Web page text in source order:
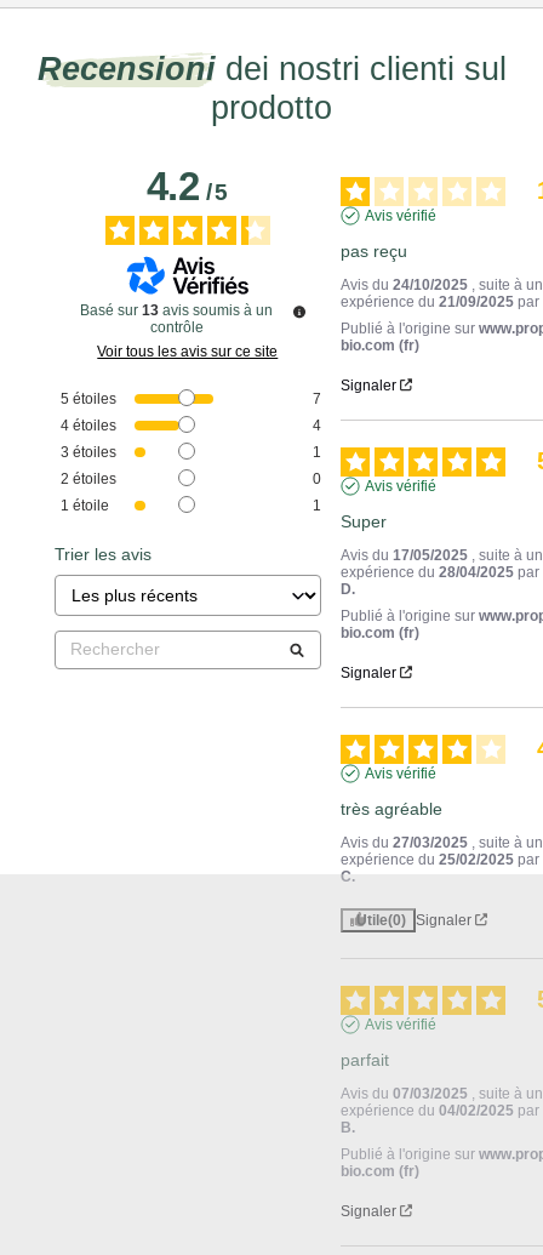
Recensionidei nostri clienti sul
prodotto
4.2/5
Basé sur13 avis soumis à un
contrôle
Voir tous les avis sur ce site
5 étoiles
7
4 étoiles
4
3 étoiles
1
2 étoiles
0
1 étoile 1
Trier les avis
Avis vérifié
pas reçu
Avis du24/10/2025 , suite à
expérience du21/09/2025 par
Publié à l'origine sur
bio.com (fr)
Signaler
Avis vérifié
Super
Avis du17/05/2025 , suite à
expérience du28/04/2025 par
D.
Publié à l'origine sur
bio.com (fr)
Signaler
Avis vérifié
très agréable
Avis du27/03/2025 , suite à
expérience du25/02/2025 par
C.
Utile(0) Signaler
Avis vérifié
parfait
Avis du07/03/2025 , suite à
expérience du04/02/2025 par
B.
Publié à l'origine sur
bio.com (fr)
Signaler